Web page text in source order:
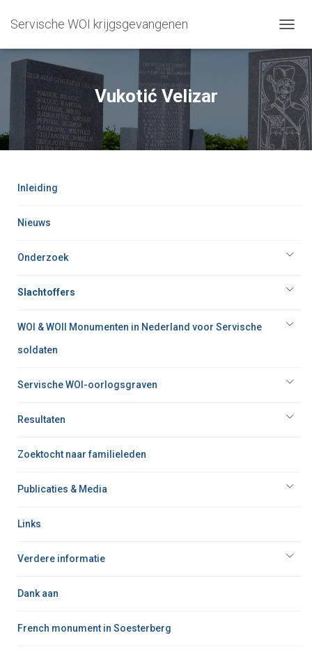
Servische WOI krijgsgevangenen
O
G
L
E
N
A
Vukotić Velizar
Inleiding
Nieuws
Onderzoek
Slachtoffers
WOI & WOII Monumenten in Nederland voor Servische
soldaten
Servische WOI-oorlogsgraven
Resultaten
Zoektocht naar familieleden
Publicaties & Media
Links
Verdere informatie
Dank aan
French monument in Soesterberg